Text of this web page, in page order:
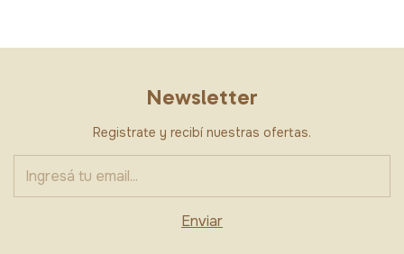
Newsletter
Registrate y recibí nuestras ofertas.